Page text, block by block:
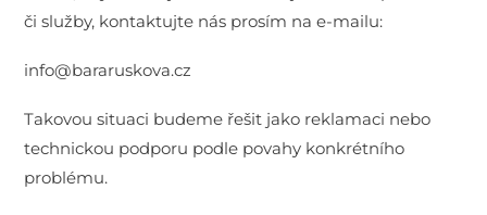
či služby, kontaktujte nás prosím na e-mailu:
info@bararuskova.cz
Takovou situaci budeme řešit jako reklamaci nebo
technickou podporu podle povahy konkrétního
problému.